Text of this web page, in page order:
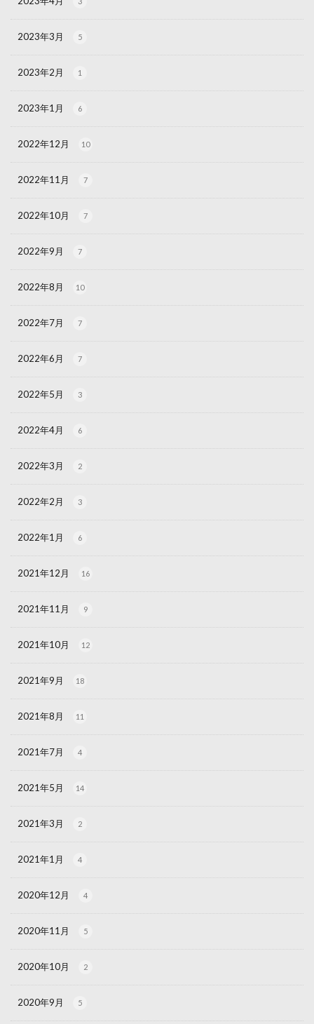
2023年3月 5
2023年2月 1
2023年1月 6
2022年12月 10
2022年11月 7
2022年10月 7
2022年9月 7
2022年8月 10
2022年7月 7
2022年6月 7
2022年5月 3
2022年4月 6
2022年3月 2
2022年2月 3
2022年1月 6
2021年12月 16
2021年11月 9
2021年10月 12
2021年9月 18
2021年8月 11
2021年7月 4
2021年5月 14
2021年3月 2
2021年1月 4
2020年12月 4
2020年11月 5
2020年10月 2
2020年9月 5